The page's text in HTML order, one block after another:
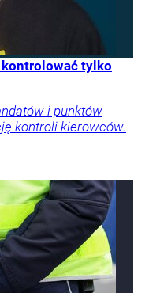
kontrolować tylko
i punktów
kontroli kierowców.